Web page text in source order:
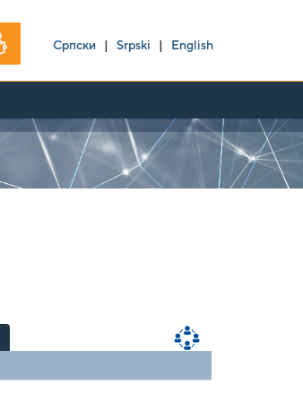
Српски |Srpski | English